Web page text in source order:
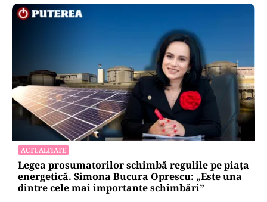
ACTUALITATE
Legea prosumatorilor schimbă regulile pe piața
energetică. Simona Bucura Oprescu: „Este una
dintre cele mai importante schimbări”